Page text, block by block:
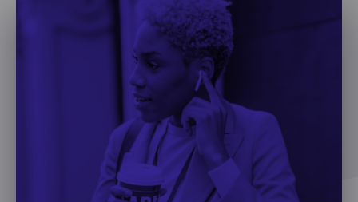
te begrijpen (bv. hoeveel tijd ze doorbrengen op
welke pagina's, welke links ze verkiezen aan te
klikken, wat gebruikers wel en niet leuk vinden,
enz.). Hotjar gebruikt cookies en andere
technologieën om gegevens te verzamelen over
het gedrag van onze gebruikers en hun apparaten.
Hotjar slaat deze informatie op in een
gepseudonimiseerd gebruikersprofiel. Noch Hotjar,
noch wij zullen deze informatie ooit gebruiken om
individuele gebruikers te identificeren of te
koppelen aan verdere gegevens over een
individuele gebruiker.